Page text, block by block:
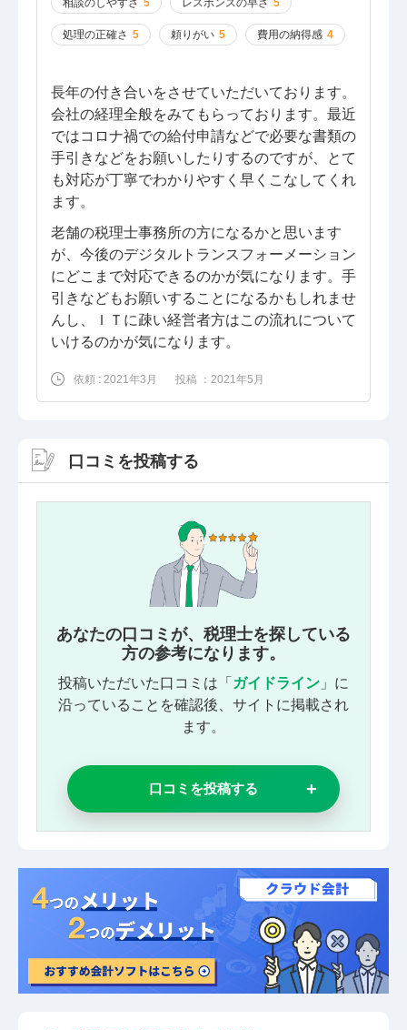
処理の正確さ 5 頼りがい 5 費用の納得感 4
長年の付き合いをさせていただいております。
会社の経理全般をみてもらっております。最近
ではコロナ禍での給付申請などで必要な書類の
手引きなどをお願いしたりするのですが、とて
も対応が丁寧でわかりやすく早くこなしてくれ
ます。
老舗の税理士事務所の方になるかと思います
が、今後のデジタルトランスフォーメーション
にどこまで対応できるのかが気になります。手
引きなどもお願いすることになるかもしれませ
んし、ＩＴに疎い経営者方はこの流れについて
いけるのかが気になります。
依頼 : 2021年3月 投稿 ：2021年5月
口コミを投稿する
あなたの口コミが、税理士を探している
方の参考になります。
投稿いただいた口コミは「 ガイドライン 」に
沿っていることを確認後、サイトに掲載され
ます。
口コミを投稿する